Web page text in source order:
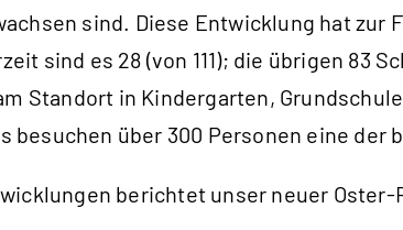
sind. Diese Entwicklung hat
sind es 28 (von 111); die übrigen
Standort in Kindergarten,
besuchen über 300 Personen eine
berichtet unser neuer